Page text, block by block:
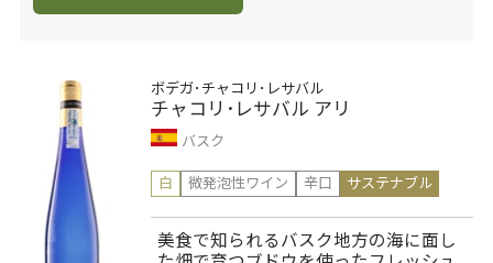
ボデガ･チャコリ･レサバル
チャコリ･レサバル アリ
バスク
白
微発泡性ワイン 辛口 サステナブル
美食で知られるバスク地方の海に面し